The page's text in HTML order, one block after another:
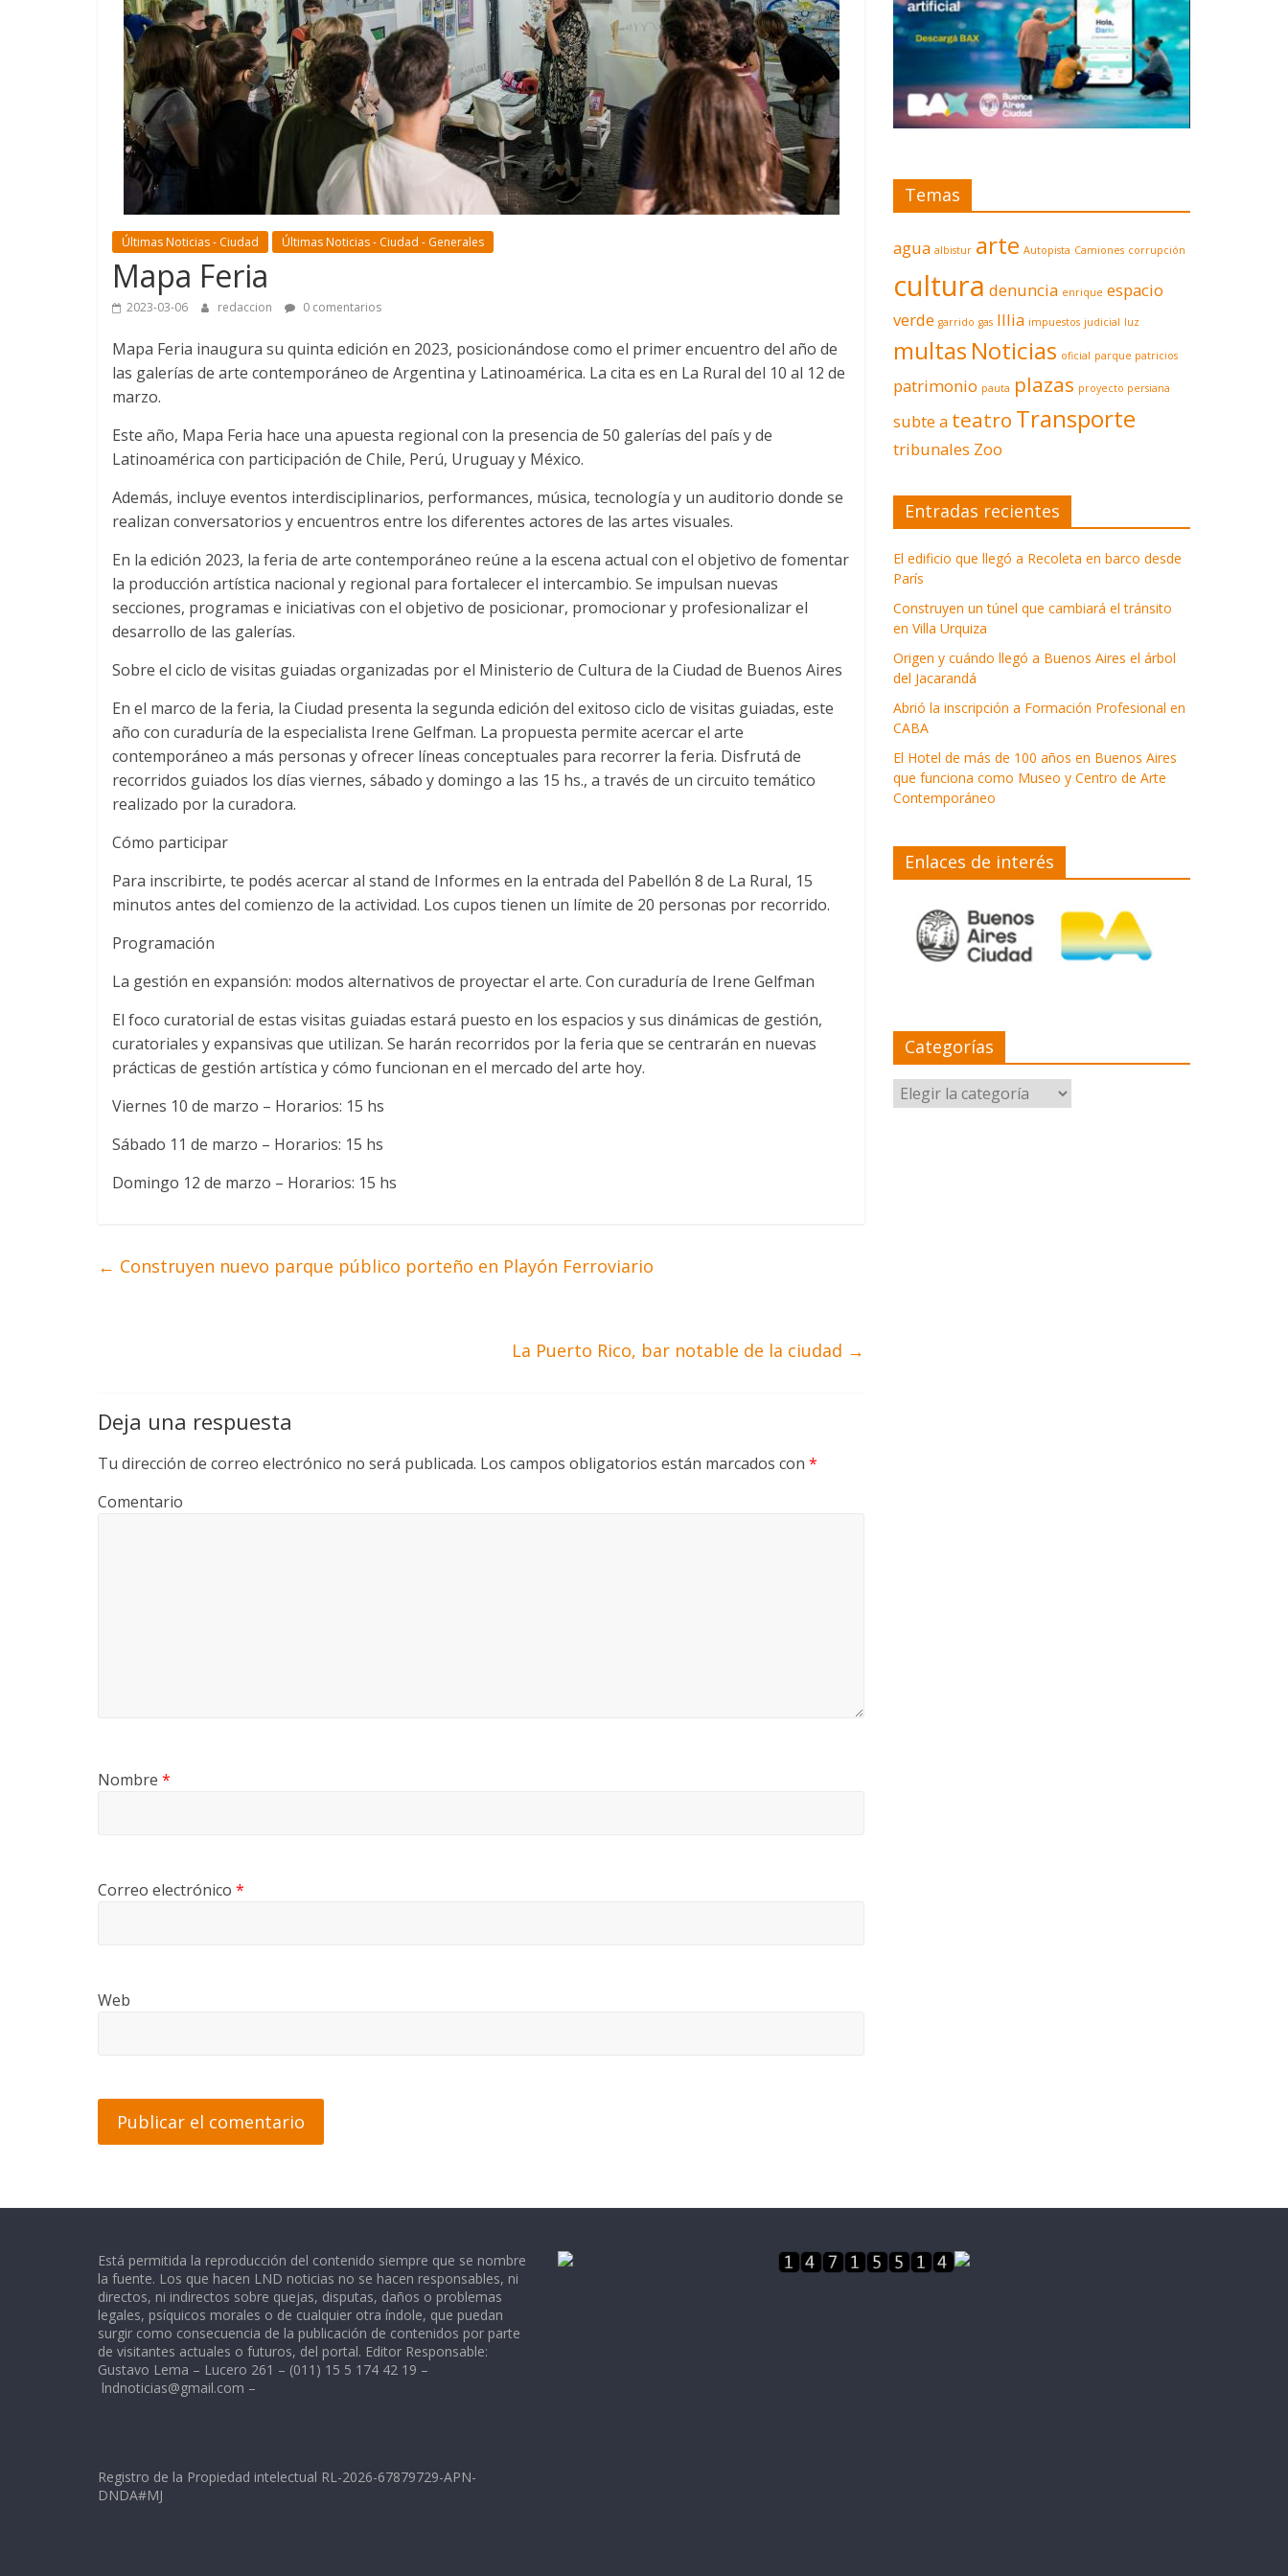
Últimas Noticias - Ciudad Últimas Noticias - Ciudad - Generales
Mapa Feria
2023-03-06 redaccion 0 comentarios
Mapa Feria inaugura su quinta edición en 2023, posicionándose como el primer encuentro del año de
las galerías de arte contemporáneo de Argentina y Latinoamérica. La cita es en La Rural del 10 al 12 de
marzo.
Este año, Mapa Feria hace una apuesta regional con la presencia de 50 galerías del país y de
Latinoamérica con participación de Chile, Perú, Uruguay y México.
Además, incluye eventos interdisciplinarios, performances, música, tecnología y un auditorio donde se
realizan conversatorios y encuentros entre los diferentes actores de las artes visuales.
En la edición 2023, la feria de arte contemporáneo reúne a la escena actual con el objetivo de fomentar
la producción artística nacional y regional para fortalecer el intercambio. Se impulsan nuevas
secciones, programas e iniciativas con el objetivo de posicionar, promocionar y profesionalizar el
desarrollo de las galerías.
Sobre el ciclo de visitas guiadas organizadas por el Ministerio de Cultura de la Ciudad de Buenos Aires
En el marco de la feria, la Ciudad presenta la segunda edición del exitoso ciclo de visitas guiadas, este
año con curaduría de la especialista Irene Gelfman. La propuesta permite acercar el arte
contemporáneo a más personas y ofrecer líneas conceptuales para recorrer la feria. Disfrutá de
recorridos guiados los días viernes, sábado y domingo a las 15 hs., a través de un circuito temático
realizado por la curadora.
Cómo participar
Para inscribirte, te podés acercar al stand de Informes en la entrada del Pabellón 8 de La Rural, 15
minutos antes del comienzo de la actividad. Los cupos tienen un límite de 20 personas por recorrido.
Programación
La gestión en expansión: modos alternativos de proyectar el arte. Con curaduría de Irene Gelfman
El foco curatorial de estas visitas guiadas estará puesto en los espacios y sus dinámicas de gestión,
curatoriales y expansivas que utilizan. Se harán recorridos por la feria que se centrarán en nuevas
prácticas de gestión artística y cómo funcionan en el mercado del arte hoy.
Viernes 10 de marzo – Horarios: 15 hs
Sábado 11 de marzo – Horarios: 15 hs
Domingo 12 de marzo – Horarios: 15 hs
← Construyen nuevo parque público porteño en Playón Ferroviario
La Puerto Rico, bar notable de la ciudad →
Deja una respuesta
Tu dirección de correo electrónico no será publicada. Los campos obligatorios están marcados con *
Comentario
Nombre *
Correo electrónico *
Web
Temas
agua albistur arte Autopista Camiones corrupción
cultura denuncia enrique espacio
verde garrido gas Illia impuestos judicial luz
multas Noticias oficial parque patricios
patrimonio pauta plazas proyecto persiana
subte a teatro Transporte
tribunales Zoo
Entradas recientes
El edificio que llegó a Recoleta en barco desde
París
Construyen un túnel que cambiará el tránsito
en Villa Urquiza
Origen y cuándo llegó a Buenos Aires el árbol
del Jacarandá
Abrió la inscripción a Formación Profesional en
CABA
El Hotel de más de 100 años en Buenos Aires
que funciona como Museo y Centro de Arte
Contemporáneo
Enlaces de interés
Categorías
Categorías
Está permitida la reproducción del contenido siempre que se nombre
la fuente. Los que hacen LND noticias no se hacen responsables, ni
directos, ni indirectos sobre quejas, disputas, daños o problemas
legales, psíquicos morales o de cualquier otra índole, que puedan
surgir como consecuencia de la publicación de contenidos por parte
de visitantes actuales o futuros, del portal. Editor Responsable:
Gustavo Lema – Lucero 261 – (011) 15 5 174 42 19 –
lndnoticias@gmail.com –
Registro de la Propiedad intelectual RL-2026-67879729-APN-
DNDA#MJ